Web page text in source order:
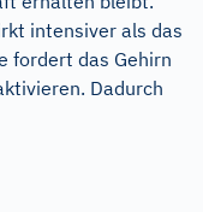
intensiver als das
fordert das Gehirn
Dadurch